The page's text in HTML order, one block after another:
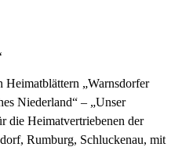
Heimatblättern „Warnsdorfer
Niederland“ – „Unser
die Heimatvertriebenen der
Rumburg, Schluckenau, mit